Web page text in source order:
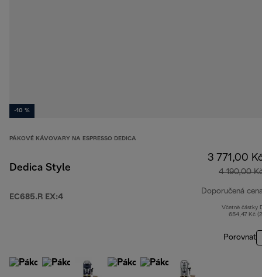
-10 %
PÁKOVÉ KÁVOVARY NA ESPRESSO DEDICA
Dedica Style
EC685.R EX:4
3 771,00
4 190,00
Doporučená
Včetně částky
654,47 Kč
Porovnat